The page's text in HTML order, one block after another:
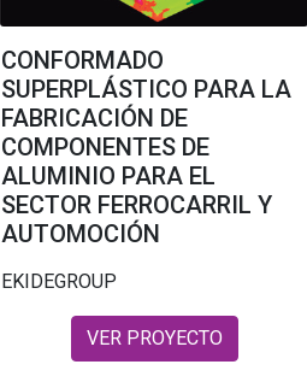
CONFORMADO
SUPERPLÁSTICO PARA LA
FABRICACIÓN DE
COMPONENTES DE
ALUMINIO PARA EL
SECTOR FERROCARRIL Y
AUTOMOCIÓN
EKIDEGROUP
VER PROYECTO